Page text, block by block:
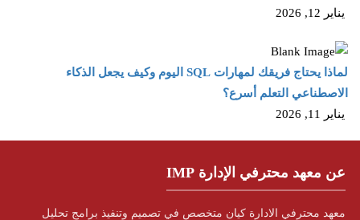
يناير 12, 2026
لماذا يحتاج فريقك لمهارات SQL اليوم وكيف يجعل الذكاء
الاصطناعي التعلم أسرع؟
يناير 11, 2026
عن معهد محترفي الإدارة IMP
معهد محترفي الادارة كيان متخصص في تصميم وتنفيذ برامج تحليل